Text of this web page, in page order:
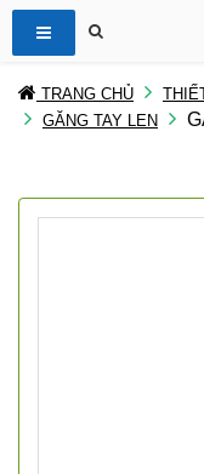
TRANG CHỦ
GĂNG TAY LEN